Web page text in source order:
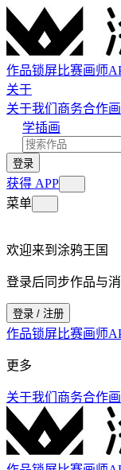
作品锁屏比赛画师
关于
关于我们 商务合作
学插画
登录
获得 APP
菜单
欢迎来到涂鸦王国
登录后同步作品与
登录 / 注册
作品锁屏比赛画师
更多
关于我们 商务合作